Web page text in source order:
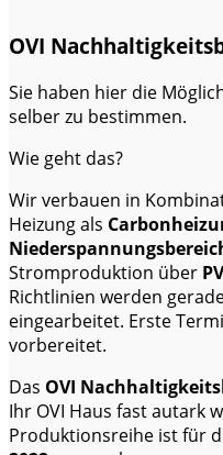
OVI
Sie haben hier die
selber zu bestimmen.
Wie geht das?
Wir verbauen in
Heizung als
Stromproduktion über PV
Richtlinien werden
eingearbeitet. Erste
vorbereitet.
Das OVI
Ihr OVI Haus fast autark
Produktionsreihe ist für